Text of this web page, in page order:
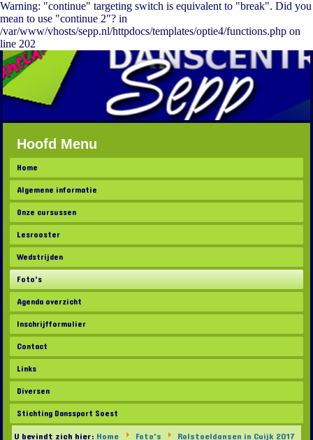
Warning: "continue" targeting switch is equivalent to "break". Did you
mean to use "continue 2"? in
/var/www/vhosts/sepp.nl/httpdocs/templates/optie4/functions.php on
line 202
Hoofd Menu
Home
Algemene informatie
Onze cursussen
Lesrooster
Wedstrijden
Foto's
Agenda overzicht
Inschrijfformulier
Contact
Links
Diversen
Stichting Danssport Soest